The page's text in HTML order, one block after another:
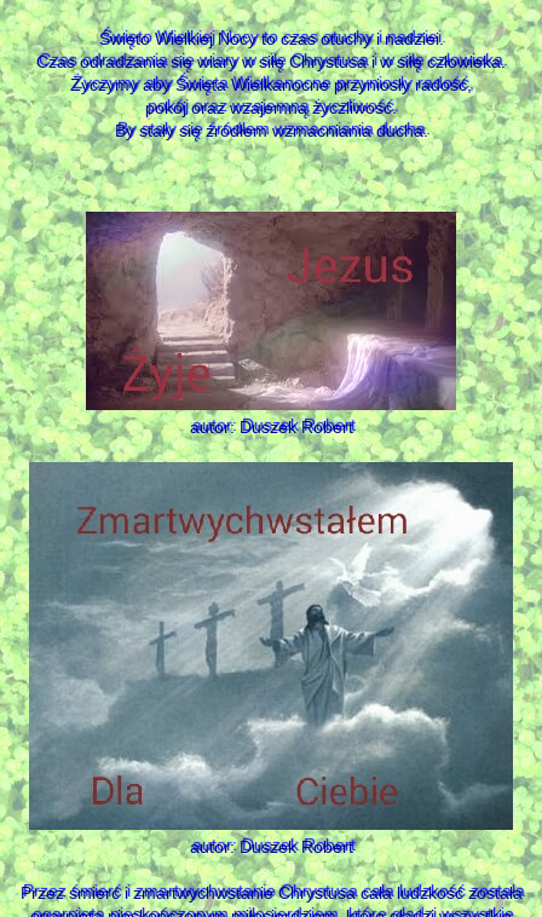
Święto Wielkiej Nocy to czas otuchy i nadziei.
Czas odradzania się wiary w siłę Chrystusa i w siłę człowieka.
Życzymy aby Święta Wielkanocne przyniosły radość,
pokój oraz wzajemną życzliwość.
By stały się źródłem wzmacniania ducha.
autor: Duszek Robert
autor: Duszek Robert
Przez śmierć i zmartwychwstanie Chrystusa cała ludzkość została